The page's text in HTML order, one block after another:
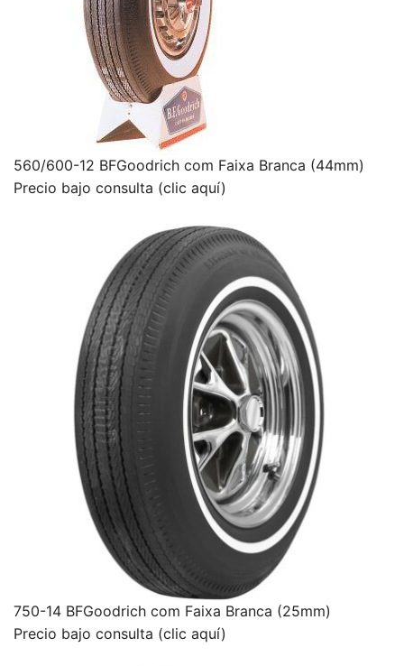
560/600-12 BFGoodrich com Faixa Branca (44mm)
Precio bajo consulta (clic aquí)
750-14 BFGoodrich com Faixa Branca (25mm)
Precio bajo consulta (clic aquí)